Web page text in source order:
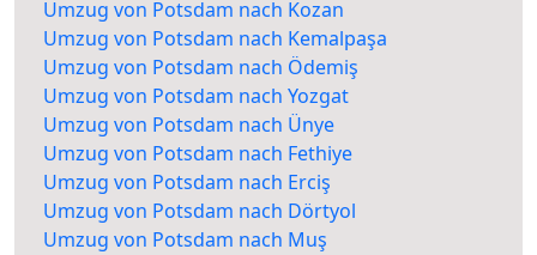
Umzug von Potsdam nach Kozan
Umzug von Potsdam nach Kemalpaşa
Umzug von Potsdam nach Ödemiş
Umzug von Potsdam nach Yozgat
Umzug von Potsdam nach Ünye
Umzug von Potsdam nach Fethiye
Umzug von Potsdam nach Erciş
Umzug von Potsdam nach Dörtyol
Umzug von Potsdam nach Muş